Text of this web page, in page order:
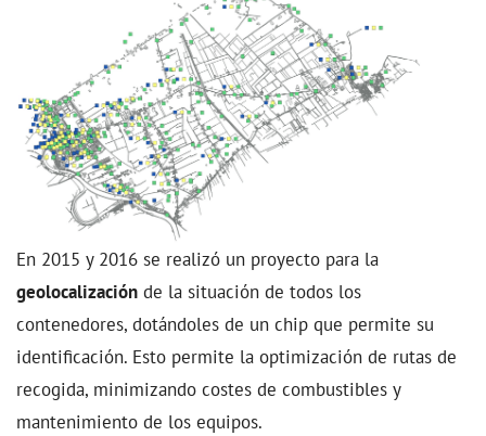
En 2015 y 2016 se realizó un proyecto para la
geolocalización de la situación de todos los
contenedores, dotándoles de un chip que permite su
identificación. Esto permite la optimización de rutas de
recogida, minimizando costes de combustibles y
mantenimiento de los equipos.